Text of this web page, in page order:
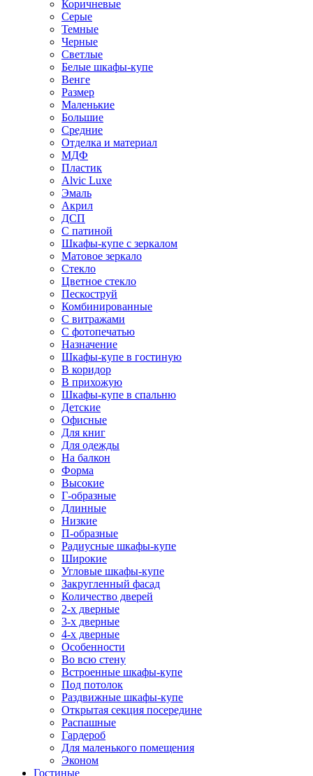
Коричневые
Серые
Темные
Черные
Светлые
Белые шкафы-купе
Венге
Размер
Маленькие
Большие
Средние
Отделка и материал
МДФ
Пластик
Alvic Luxe
Эмаль
Акрил
ДСП
С патиной
Шкафы-купе с зеркалом
Матовое зеркало
Стекло
Цветное стекло
Пескоструй
Комбинированные
С витражами
С фотопечатью
Назначение
Шкафы-купе в гостиную
В коридор
В прихожую
Шкафы-купе в спальню
Детские
Офисные
Для книг
Для одежды
На балкон
Форма
Высокие
Г-образные
Длинные
Низкие
П-образные
Радиусные шкафы-купе
Широкие
Угловые шкафы-купе
Закругленный фасад
Количество дверей
2-х дверные
3-х дверные
4-х дверные
Особенности
Во всю стену
Встроенные шкафы-купе
Под потолок
Раздвижные шкафы-купе
Открытая секция посередине
Распашные
Гардероб
Для маленького помещения
Эконом
Гостиные